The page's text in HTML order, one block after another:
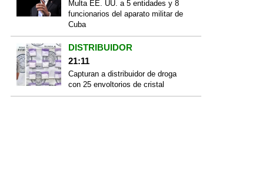
Multa EE. UU. a 5 entidades y 8
funcionarios del aparato militar de
Cuba
DISTRIBUIDOR
21:11
Capturan a distribuidor de droga
con 25 envoltorios de cristal